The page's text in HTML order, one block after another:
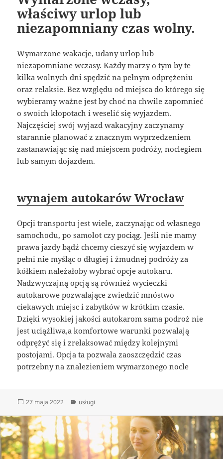
właściwy urlop lub
niezapomniany czas wolny.
Wymarzone wakacje, udany urlop lub
niezapomniane wczasy. Każdy marzy o tym by te
kilka wolnych dni spędzić na pełnym odprężeniu
oraz relaksie. Bez względu od miejsca do którego się
wybieramy ważne jest by choć na chwile zapomnieć
o swoich kłopotach i weselić się wyjazdem.
Najczęściej swój wyjazd wakacyjny zaczynamy
starannie planować z znacznym wyprzedzeniem
zastanawiając się nad miejscem podróży, noclegiem
lub samym dojazdem.
wynajem autokarów Wrocław
Opcji transportu jest wiele, zaczynając od własnego
samochodu, po samolot czy pociąg. Jeśli nie mamy
prawa jazdy bądź chcemy cieszyć się wyjazdem w
pełni nie myśląc o długiej i żmudnej podróży za
kółkiem należałoby wybrać opcje autokaru.
Nadzwyczajną opcją są również wycieczki
autokarowe pozwalające zwiedzić mnóstwo
ciekawych miejsc i zabytków w krótkim czasie.
Dzięki wysokiej jakości autokarom sama podroż nie
jest uciążliwa,a komfortowe warunki pozwalają
odprężyć się i zrelaksować między kolejnymi
postojami. Opcja ta pozwala zaoszczędzić czas
potrzebny na znalezieniem wymarzonego nocle
Data
27 maja 2022 Kategorie
usługi